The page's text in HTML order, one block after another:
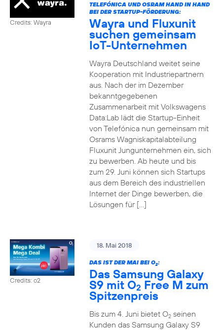
Credits: Wayra
TELEFÓNICA UND OSRAM HAND IN HAND
BEI DER STARTUP-FÖRDERUNG:
Wayra und Fluxunit
suchen gemeinsam
IoT-Unternehmen
Wayra Deutschland weitet seine
Kooperation mit Industriepartnern
aus. Nach der im Dezember
bekanntgegebenen
Zusammenarbeit mit Volkswagens
Data:Lab lädt die Startup-Einheit
von Telefónica nun gemeinsam mit
Osrams Wagniskapitalabteilung
Fluxunit Jungunternehmen ein, sich
zu bewerben. Ab heute und bis
zum 29. Juni können sich Startups
aus dem Bereich des industriellen
Internet der Dinge bewerben, die
Lösungen für […]
Credits: o2
18. Mai 2018
DAS IST DER MAI BEI O2:
Das Samsung Galaxy
S9 mit O2 Free M zum
Spitzenpreis
Bis zum 4. Juni bietet O2seinen
Kunden das Samsung Galaxy S9